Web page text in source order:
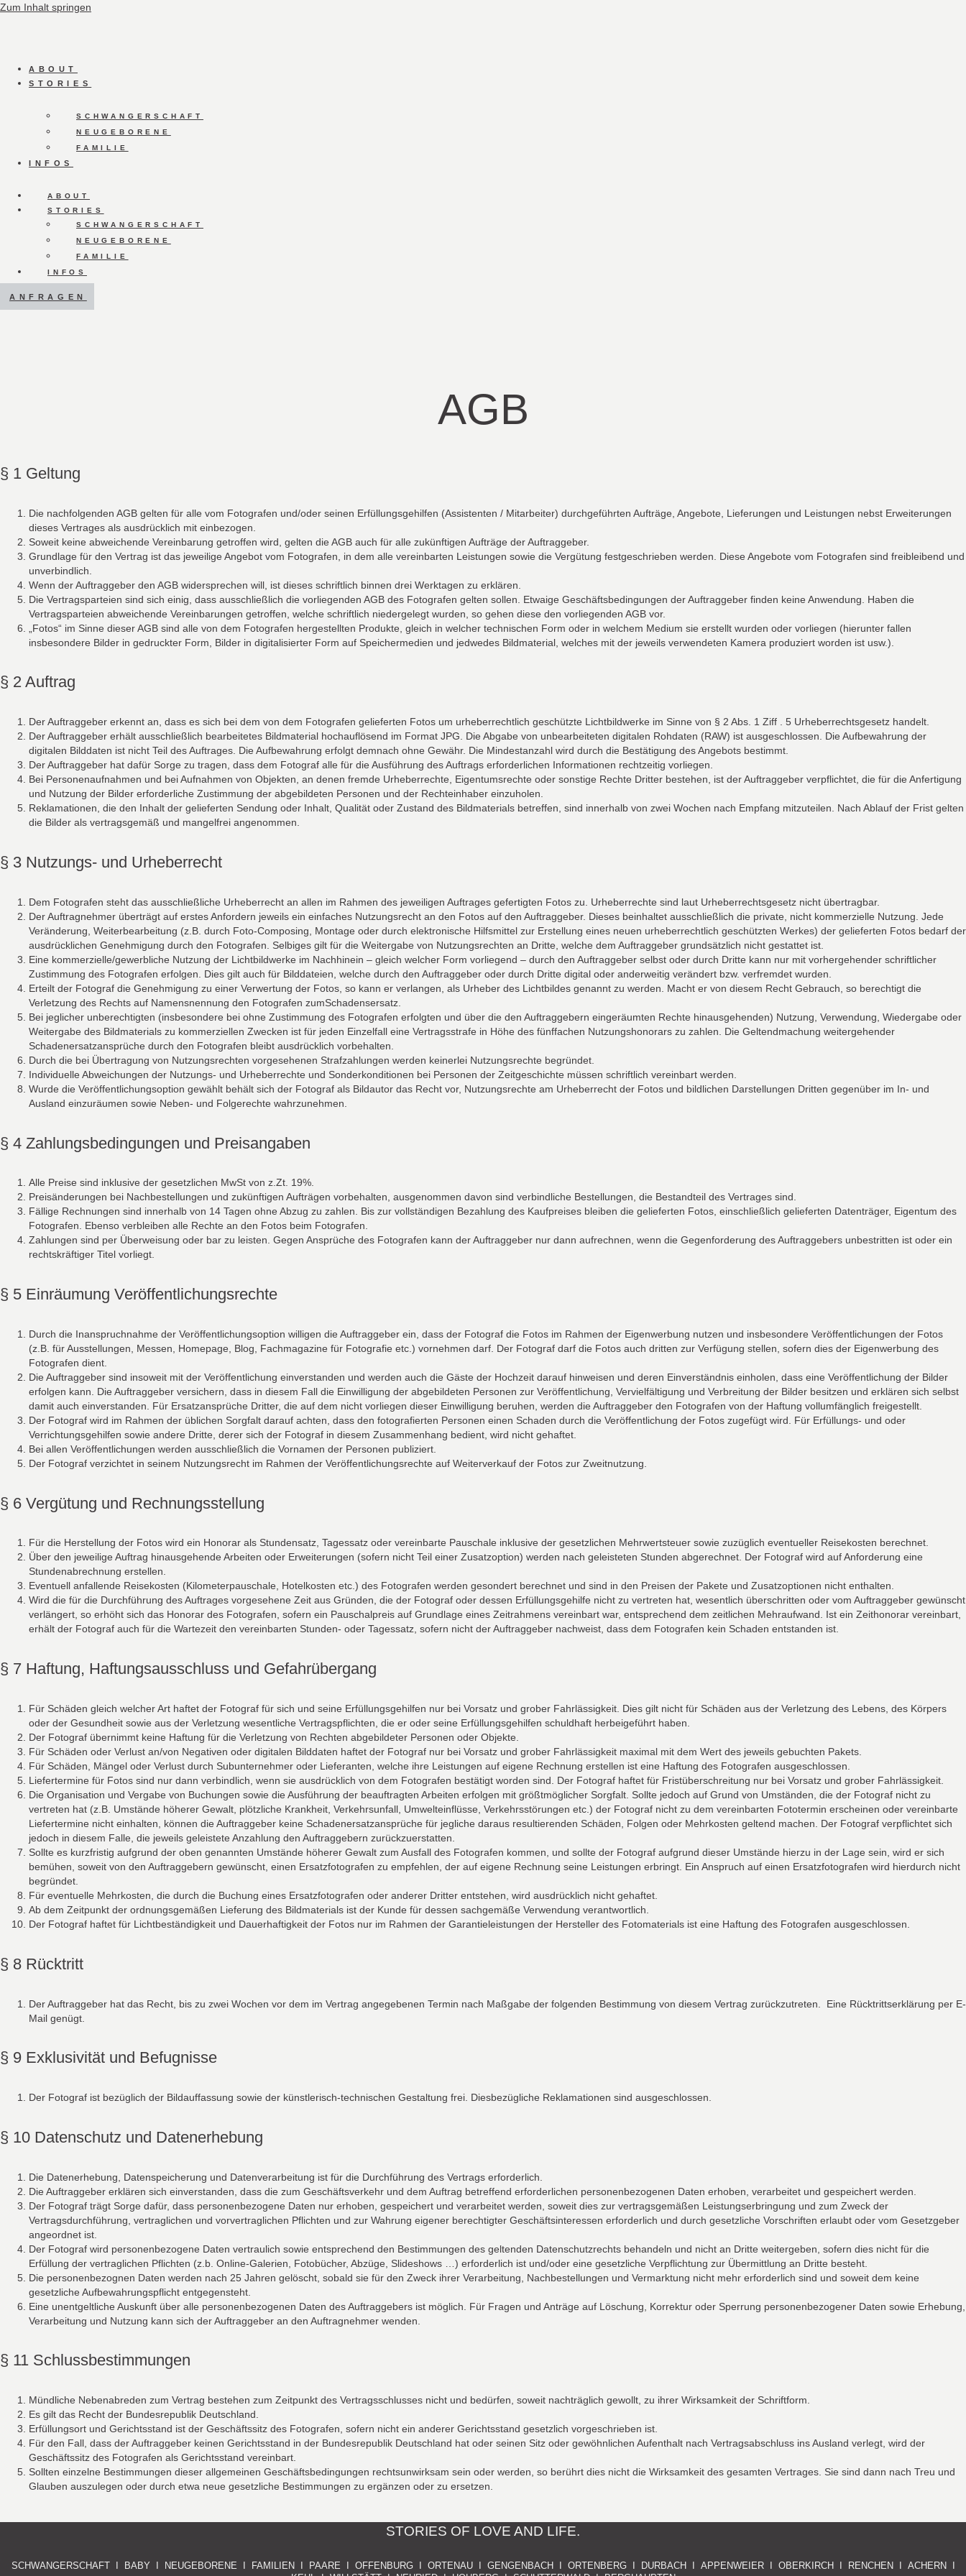
Zum Inhalt springen
ABOUT
STORIES
SCHWANGERSCHAFT
NEUGEBORENE
FAMILIE
INFOS
ABOUT
STORIES
SCHWANGERSCHAFT
NEUGEBORENE
FAMILIE
INFOS
ANFRAGEN
AGB
§ 1 Geltung
Die nachfolgenden AGB gelten für alle vom Fotografen und/oder seinen Erfüllungsgehilfen (Assistenten / Mitarbeiter) durchgeführten Aufträge, Angebote, Lieferungen und Leistungen nebst Erweiterungen
dieses Vertrages als ausdrücklich mit einbezogen.
Soweit keine abweichende Vereinbarung getroffen wird, gelten die AGB auch für alle zukünftigen Aufträge der Auftraggeber.
Grundlage für den Vertrag ist das jeweilige Angebot vom Fotografen, in dem alle vereinbarten Leistungen sowie die Vergütung festgeschrieben werden. Diese Angebote vom Fotografen sind freibleibend und
unverbindlich.
Wenn der Auftraggeber den AGB widersprechen will, ist dieses schriftlich binnen drei Werktagen zu erklären.
Die Vertragsparteien sind sich einig, dass ausschließlich die vorliegenden AGB des Fotografen gelten sollen. Etwaige Geschäftsbedingungen der Auftraggeber finden keine Anwendung. Haben die
Vertragsparteien abweichende Vereinbarungen getroffen, welche schriftlich niedergelegt wurden, so gehen diese den vorliegenden AGB vor.
„Fotos“ im Sinne dieser AGB sind alle von dem Fotografen hergestellten Produkte, gleich in welcher technischen Form oder in welchem Medium sie erstellt wurden oder vorliegen (hierunter fallen
insbesondere Bilder in gedruckter Form, Bilder in digitalisierter Form auf Speichermedien und jedwedes Bildmaterial, welches mit der jeweils verwendeten Kamera produziert worden ist usw.).
§ 2 Auftrag
Der Auftraggeber erkennt an, dass es sich bei dem von dem Fotografen gelieferten Fotos um urheberrechtlich geschützte Lichtbildwerke im Sinne von § 2 Abs. 1 Ziff . 5 Urheberrechtsgesetz handelt.
Der Auftraggeber erhält ausschließlich bearbeitetes Bildmaterial hochauflösend im Format JPG. Die Abgabe von unbearbeiteten digitalen Rohdaten (RAW) ist ausgeschlossen. Die Aufbewahrung der
digitalen Bilddaten ist nicht Teil des Auftrages. Die Aufbewahrung erfolgt demnach ohne Gewähr. Die Mindestanzahl wird durch die Bestätigung des Angebots bestimmt.
Der Auftraggeber hat dafür Sorge zu tragen, dass dem Fotograf alle für die Ausführung des Auftrags erforderlichen Informationen rechtzeitig vorliegen.
Bei Personenaufnahmen und bei Aufnahmen von Objekten, an denen fremde Urheberrechte, Eigentumsrechte oder sonstige Rechte Dritter bestehen, ist der Auftraggeber verpflichtet, die für die Anfertigung
und Nutzung der Bilder erforderliche Zustimmung der abgebildeten Personen und der Rechteinhaber einzuholen.
Reklamationen, die den Inhalt der gelieferten Sendung oder Inhalt, Qualität oder Zustand des Bildmaterials betreffen, sind innerhalb von zwei Wochen nach Empfang mitzuteilen. Nach Ablauf der Frist gelten
die Bilder als vertragsgemäß und mangelfrei angenommen.
§ 3 Nutzungs- und Urheberrecht
Dem Fotografen steht das ausschließliche Urheberrecht an allen im Rahmen des jeweiligen Auftrages gefertigten Fotos zu. Urheberrechte sind laut Urheberrechtsgesetz nicht übertragbar.
Der Auftragnehmer überträgt auf erstes Anfordern jeweils ein einfaches Nutzungsrecht an den Fotos auf den Auftraggeber. Dieses beinhaltet ausschließlich die private, nicht kommerzielle Nutzung. Jede
Veränderung, Weiterbearbeitung (z.B. durch Foto-Composing, Montage oder durch elektronische Hilfsmittel zur Erstellung eines neuen urheberrechtlich geschützten Werkes) der gelieferten Fotos bedarf der
ausdrücklichen Genehmigung durch den Fotografen. Selbiges gilt für die Weitergabe von Nutzungsrechten an Dritte, welche dem Auftraggeber grundsätzlich nicht gestattet ist.
Eine kommerzielle/gewerbliche Nutzung der Lichtbildwerke im Nachhinein – gleich welcher Form vorliegend – durch den Auftraggeber selbst oder durch Dritte kann nur mit vorhergehender schriftlicher
Zustimmung des Fotografen erfolgen. Dies gilt auch für Bilddateien, welche durch den Auftraggeber oder durch Dritte digital oder anderweitig verändert bzw. verfremdet wurden.
Erteilt der Fotograf die Genehmigung zu einer Verwertung der Fotos, so kann er verlangen, als Urheber des Lichtbildes genannt zu werden. Macht er von diesem Recht Gebrauch, so berechtigt die
Verletzung des Rechts auf Namensnennung den Fotografen zumSchadensersatz.
Bei jeglicher unberechtigten (insbesondere bei ohne Zustimmung des Fotografen erfolgten und über die den Auftraggebern eingeräumten Rechte hinausgehenden) Nutzung, Verwendung, Wiedergabe oder
Weitergabe des Bildmaterials zu kommerziellen Zwecken ist für jeden Einzelfall eine Vertragsstrafe in Höhe des fünffachen Nutzungshonorars zu zahlen. Die Geltendmachung weitergehender
Schadenersatzansprüche durch den Fotografen bleibt ausdrücklich vorbehalten.
Durch die bei Übertragung von Nutzungsrechten vorgesehenen Strafzahlungen werden keinerlei Nutzungsrechte begründet.
Individuelle Abweichungen der Nutzungs- und Urheberrechte und Sonderkonditionen bei Personen der Zeitgeschichte müssen schriftlich vereinbart werden.
Wurde die Veröffentlichungsoption gewählt behält sich der Fotograf als Bildautor das Recht vor, Nutzungsrechte am Urheberrecht der Fotos und bildlichen Darstellungen Dritten gegenüber im In- und
Ausland einzuräumen sowie Neben- und Folgerechte wahrzunehmen.
§ 4 Zahlungsbedingungen und Preisangaben
Alle Preise sind inklusive der gesetzlichen MwSt von z.Zt. 19%.
Preisänderungen bei Nachbestellungen und zukünftigen Aufträgen vorbehalten, ausgenommen davon sind verbindliche Bestellungen, die Bestandteil des Vertrages sind.
Fällige Rechnungen sind innerhalb von 14 Tagen ohne Abzug zu zahlen. Bis zur vollständigen Bezahlung des Kaufpreises bleiben die gelieferten Fotos, einschließlich gelieferten Datenträger, Eigentum des
Fotografen. Ebenso verbleiben alle Rechte an den Fotos beim Fotografen.
Zahlungen sind per Überweisung oder bar zu leisten. Gegen Ansprüche des Fotografen kann der Auftraggeber nur dann aufrechnen, wenn die Gegenforderung des Auftraggebers unbestritten ist oder ein
rechtskräftiger Titel vorliegt.
§ 5 Einräumung Veröffentlichungsrechte
Durch die Inanspruchnahme der Veröffentlichungsoption willigen die Auftraggeber ein, dass der Fotograf die Fotos im Rahmen der Eigenwerbung nutzen und insbesondere Veröffentlichungen der Fotos
(z.B. für Ausstellungen, Messen, Homepage, Blog, Fachmagazine für Fotografie etc.) vornehmen darf. Der Fotograf darf die Fotos auch dritten zur Verfügung stellen, sofern dies der Eigenwerbung des
Fotografen dient.
Die Auftraggeber sind insoweit mit der Veröffentlichung einverstanden und werden auch die Gäste der Hochzeit darauf hinweisen und deren Einverständnis einholen, dass eine Veröffentlichung der Bilder
erfolgen kann. Die Auftraggeber versichern, dass in diesem Fall die Einwilligung der abgebildeten Personen zur Veröffentlichung, Vervielfältigung und Verbreitung der Bilder besitzen und erklären sich selbst
damit auch einverstanden. Für Ersatzansprüche Dritter, die auf dem nicht vorliegen dieser Einwilligung beruhen, werden die Auftraggeber den Fotografen von der Haftung vollumfänglich freigestellt.
Der Fotograf wird im Rahmen der üblichen Sorgfalt darauf achten, dass den fotografierten Personen einen Schaden durch die Veröffentlichung der Fotos zugefügt wird. Für Erfüllungs- und oder
Verrichtungsgehilfen sowie andere Dritte, derer sich der Fotograf in diesem Zusammenhang bedient, wird nicht gehaftet.
Bei allen Veröffentlichungen werden ausschließlich die Vornamen der Personen publiziert.
Der Fotograf verzichtet in seinem Nutzungsrecht im Rahmen der Veröffentlichungsrechte auf Weiterverkauf der Fotos zur Zweitnutzung.
§ 6 Vergütung und Rechnungsstellung
Für die Herstellung der Fotos wird ein Honorar als Stundensatz, Tagessatz oder vereinbarte Pauschale inklusive der gesetzlichen Mehrwertsteuer sowie zuzüglich eventueller Reisekosten berechnet.
Über den jeweilige Auftrag hinausgehende Arbeiten oder Erweiterungen (sofern nicht Teil einer Zusatzoption) werden nach geleisteten Stunden abgerechnet. Der Fotograf wird auf Anforderung eine
Stundenabrechnung erstellen.
Eventuell anfallende Reisekosten (Kilometerpauschale, Hotelkosten etc.) des Fotografen werden gesondert berechnet und sind in den Preisen der Pakete und Zusatzoptionen nicht enthalten.
Wird die für die Durchführung des Auftrages vorgesehene Zeit aus Gründen, die der Fotograf oder dessen Erfüllungsgehilfe nicht zu vertreten hat, wesentlich überschritten oder vom Auftraggeber gewünscht
verlängert, so erhöht sich das Honorar des Fotografen, sofern ein Pauschalpreis auf Grundlage eines Zeitrahmens vereinbart war, entsprechend dem zeitlichen Mehraufwand. Ist ein Zeithonorar vereinbart,
erhält der Fotograf auch für die Wartezeit den vereinbarten Stunden- oder Tagessatz, sofern nicht der Auftraggeber nachweist, dass dem Fotografen kein Schaden entstanden ist.
§ 7 Haftung, Haftungsausschluss und Gefahrübergang
Für Schäden gleich welcher Art haftet der Fotograf für sich und seine Erfüllungsgehilfen nur bei Vorsatz und grober Fahrlässigkeit. Dies gilt nicht für Schäden aus der Verletzung des Lebens, des Körpers
oder der Gesundheit sowie aus der Verletzung wesentliche Vertragspflichten, die er oder seine Erfüllungsgehilfen schuldhaft herbeigeführt haben.
Der Fotograf übernimmt keine Haftung für die Verletzung von Rechten abgebildeter Personen oder Objekte.
Für Schäden oder Verlust an/von Negativen oder digitalen Bilddaten haftet der Fotograf nur bei Vorsatz und grober Fahrlässigkeit maximal mit dem Wert des jeweils gebuchten Pakets.
Für Schäden, Mängel oder Verlust durch Subunternehmer oder Lieferanten, welche ihre Leistungen auf eigene Rechnung erstellen ist eine Haftung des Fotografen ausgeschlossen.
Liefertermine für Fotos sind nur dann verbindlich, wenn sie ausdrücklich von dem Fotografen bestätigt worden sind. Der Fotograf haftet für Fristüberschreitung nur bei Vorsatz und grober Fahrlässigkeit.
Die Organisation und Vergabe von Buchungen sowie die Ausführung der beauftragten Arbeiten erfolgen mit größtmöglicher Sorgfalt. Sollte jedoch auf Grund von Umständen, die der Fotograf nicht zu
vertreten hat (z.B. Umstände höherer Gewalt, plötzliche Krankheit, Verkehrsunfall, Umwelteinflüsse, Verkehrsstörungen etc.) der Fotograf nicht zu dem vereinbarten Fototermin erscheinen oder vereinbarte
Liefertermine nicht einhalten, können die Auftraggeber keine Schadenersatzansprüche für jegliche daraus resultierenden Schäden, Folgen oder Mehrkosten geltend machen. Der Fotograf verpflichtet sich
jedoch in diesem Falle, die jeweils geleistete Anzahlung den Auftraggebern zurückzuerstatten.
Sollte es kurzfristig aufgrund der oben genannten Umstände höherer Gewalt zum Ausfall des Fotografen kommen, und sollte der Fotograf aufgrund dieser Umstände hierzu in der Lage sein, wird er sich
bemühen, soweit von den Auftraggebern gewünscht, einen Ersatzfotografen zu empfehlen, der auf eigene Rechnung seine Leistungen erbringt. Ein Anspruch auf einen Ersatzfotografen wird hierdurch nicht
begründet.
Für eventuelle Mehrkosten, die durch die Buchung eines Ersatzfotografen oder anderer Dritter entstehen, wird ausdrücklich nicht gehaftet.
Ab dem Zeitpunkt der ordnungsgemäßen Lieferung des Bildmaterials ist der Kunde für dessen sachgemäße Verwendung verantwortlich.
Der Fotograf haftet für Lichtbeständigkeit und Dauerhaftigkeit der Fotos nur im Rahmen der Garantieleistungen der Hersteller des Fotomaterials ist eine Haftung des Fotografen ausgeschlossen.
§ 8 Rücktritt
Der Auftraggeber hat das Recht, bis zu zwei Wochen vor dem im Vertrag angegebenen Termin nach Maßgabe der folgenden Bestimmung von diesem Vertrag zurückzutreten.
Eine Rücktrittserklärung per E-
Mail genügt.
§ 9 Exklusivität und Befugnisse
Der Fotograf ist bezüglich der Bildauffassung sowie der künstlerisch-technischen Gestaltung frei. Diesbezügliche Reklamationen sind ausgeschlossen.
§ 10 Datenschutz und Datenerhebung
Die Datenerhebung, Datenspeicherung und Datenverarbeitung ist für die Durchführung des Vertrags erforderlich.
Die Auftraggeber erklären sich einverstanden, dass die zum Geschäftsverkehr und dem Auftrag betreffend erforderlichen personenbezogenen Daten erhoben, verarbeitet und gespeichert werden.
Der Fotograf trägt Sorge dafür, dass personenbezogene Daten nur erhoben, gespeichert und verarbeitet werden, soweit dies zur vertragsgemäßen Leistungserbringung und zum Zweck der
Vertragsdurchführung, vertraglichen und vorvertraglichen Pflichten und zur Wahrung eigener berechtigter Geschäftsinteressen erforderlich und durch gesetzliche Vorschriften erlaubt oder vom Gesetzgeber
angeordnet ist.
Der Fotograf wird personenbezogene Daten vertraulich sowie entsprechend den Bestimmungen des geltenden Datenschutzrechts behandeln und nicht an Dritte weitergeben, sofern dies nicht für die
Erfüllung der vertraglichen Pflichten (z.b. Online-Galerien, Fotobücher, Abzüge, Slideshows …) erforderlich ist und/oder eine gesetzliche Verpflichtung zur Übermittlung an Dritte besteht.
Die personenbezognen Daten werden nach 25 Jahren gelöscht, sobald sie für den Zweck ihrer Verarbeitung, Nachbestellungen und Vermarktung nicht mehr erforderlich sind und soweit dem keine
gesetzliche Aufbewahrungspflicht entgegensteht.
Eine unentgeltliche Auskunft über alle personenbezogenen Daten des Auftraggebers ist möglich. Für Fragen und Anträge auf Löschung, Korrektur oder Sperrung personenbezogener Daten sowie Erhebung,
Verarbeitung und Nutzung kann sich der Auftraggeber an den Auftragnehmer wenden.
§ 11 Schlussbestimmungen
Mündliche Nebenabreden zum Vertrag bestehen zum Zeitpunkt des Vertragsschlusses nicht und bedürfen, soweit nachträglich gewollt, zu ihrer Wirksamkeit der Schriftform.
Es gilt das Recht der Bundesrepublik Deutschland.
Erfüllungsort und Gerichtsstand ist der Geschäftssitz des Fotografen, sofern nicht ein anderer Gerichtsstand gesetzlich vorgeschrieben ist.
Für den Fall, dass der Auftraggeber keinen Gerichtsstand in der Bundesrepublik Deutschland hat oder seinen Sitz oder gewöhnlichen Aufenthalt nach Vertragsabschluss ins Ausland verlegt, wird der
Geschäftssitz des Fotografen als Gerichtsstand vereinbart.
Sollten einzelne Bestimmungen dieser allgemeinen Geschäftsbedingungen rechtsunwirksam sein oder werden, so berührt dies nicht die Wirksamkeit des gesamten Vertrages. Sie sind dann nach Treu und
Glauben auszulegen oder durch etwa neue gesetzliche Bestimmungen zu ergänzen oder zu ersetzen.
STORIES OF LOVE AND LIFE.
SCHWANGERSCHAFT I BABY I NEUGEBORENE I FAMILIEN I PAARE I OFFENBURG I ORTENAU I GENGENBACH I ORTENBERG I DURBACH I APPENWEIER I OBERKIRCH I RENCHEN I ACHERN I